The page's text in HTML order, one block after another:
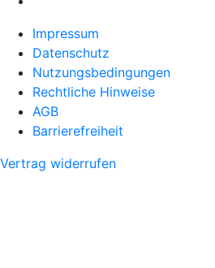
Impressum
Datenschutz
Nutzungsbedingungen
Rechtliche Hinweise
AGB
Barrierefreiheit
Vertrag widerrufen